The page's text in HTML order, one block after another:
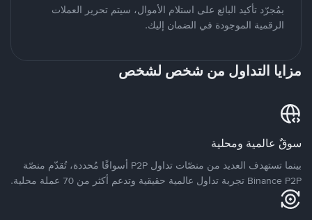
بمُجرّد تأكيد البائع على استلام الأموال، سيتم تحرير العملات
الرقمية الموجودة في الضمان إليك.
مزايا التداول من شخص لشخص
سوقٌ عالمية ومحلية
بينما تستهدف العديد من منصّات تداول P2P أسواقًا مُحددة، تُقدّم منصّة
Binance P2P تجربة تداول عالمية حقيقية وتدعم أكثر من 70 عملة محلية.